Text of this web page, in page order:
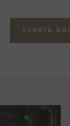
УЗНАТЬ